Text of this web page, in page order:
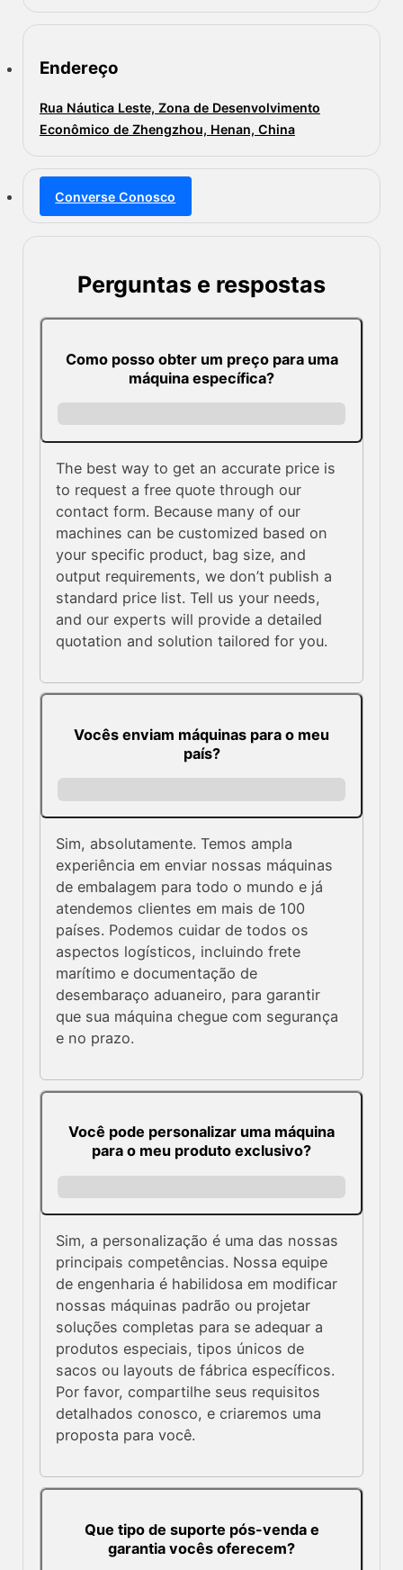
Endereço
Rua Náutica Leste, Zona de Desenvolvimento
Econômico de Zhengzhou, Henan, China
Converse Conosco
Perguntas e respostas
Como posso obter um preço para uma
máquina específica?
The best way to get an accurate price is
to request a free quote through our
contact form. Because many of our
machines can be customized based on
your specific product, bag size, and
output requirements, we don’t publish a
standard price list. Tell us your needs,
and our experts will provide a detailed
quotation and solution tailored for you.
Vocês enviam máquinas para o meu
país?
Sim, absolutamente. Temos ampla
experiência em enviar nossas máquinas
de embalagem para todo o mundo e já
atendemos clientes em mais de 100
países. Podemos cuidar de todos os
aspectos logísticos, incluindo frete
marítimo e documentação de
desembaraço aduaneiro, para garantir
que sua máquina chegue com segurança
e no prazo.
Você pode personalizar uma máquina
para o meu produto exclusivo?
Sim, a personalização é uma das nossas
principais competências. Nossa equipe
de engenharia é habilidosa em modificar
nossas máquinas padrão ou projetar
soluções completas para se adequar a
produtos especiais, tipos únicos de
sacos ou layouts de fábrica específicos.
Por favor, compartilhe seus requisitos
detalhados conosco, e criaremos uma
proposta para você.
Que tipo de suporte pós-venda e
garantia vocês oferecem?